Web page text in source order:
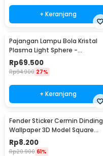
+ Keranjang
Pajangan Lampu Bola Kristal
Plasma Light Sphere -
ZC211700
Rp69.500
Rp94.900 27%
+ Keranjang
Fender Sticker Cermin Dinding
Wallpaper 3D Model Square
Mirror 9 PCS - Q353
Rp8.200
Rp20.900 61%